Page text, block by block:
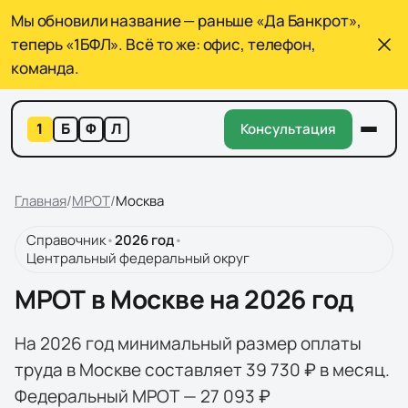
Мы обновили название — раньше «Да Банкрот»,
теперь «1БФЛ». Всё то же: офис, телефон,
команда.
1 Б Ф Л Консультация
Главная/МРОТ/Москва
Справочник•2026год•
Центральный федеральный округ
МРОТ в Москве на 2026 год
На 2026 год минимальный размер оплаты
труда в Москве составляет 39 730 ₽ в месяц.
Федеральный МРОТ — 27 093 ₽